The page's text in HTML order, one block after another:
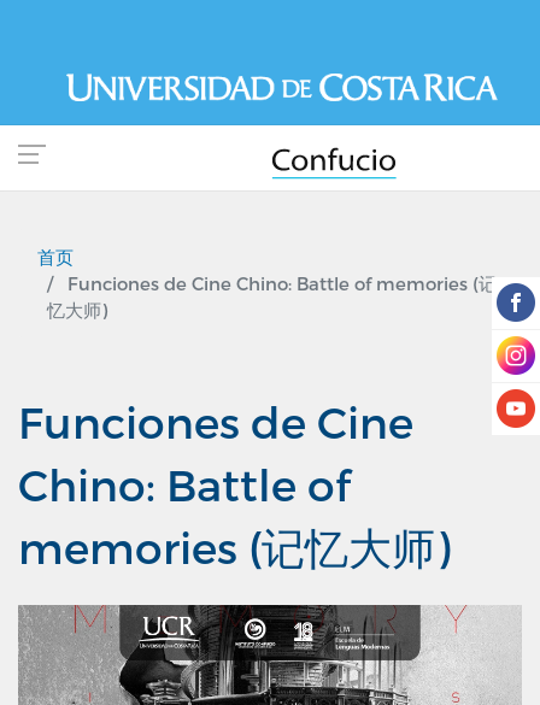
到
内
容
首页
Funciones de Cine Chino: Battle of memories (记
忆大师)
Funciones de Cine
Chino: Battle of
memories (记忆大师)